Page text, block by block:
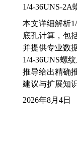
1/4-36UNS-2A
本文详细解析
底孔计算，包
并提供专业数
1/4-36UNS螺
推导给出精确
建议与扩展知识
2026年8月4日